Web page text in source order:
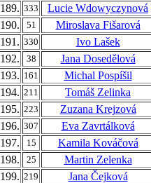
189. 333
Lucie Wdowyczynová
190.
51
Miroslava Fišarová
191. 330
Ivo Lašek
192.
38
Jana Dosedělová
193. 161
Michal Pospíšil
194. 211
Tomáš Zelinka
195. 223
Zuzana Krejzová
196. 307
Eva Zavrtálková
197.
15
Kamila Kováčová
198.
25
Martin Zelenka
199. 219
Jana Čejková